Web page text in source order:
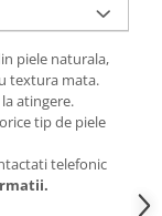
piele naturala,
textura mata.
atingere.
tip de piele
telefonic